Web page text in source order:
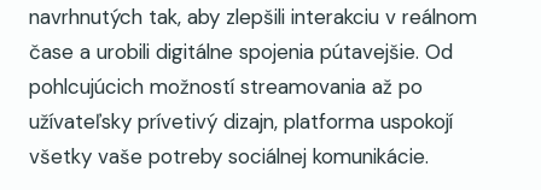
navrhnutých tak, aby zlepšili interakciu v reálnom
čase a urobili digitálne spojenia pútavejšie. Od
pohlcujúcich možností streamovania až po
užívateľsky prívetivý dizajn, platforma uspokojí
všetky vaše potreby sociálnej komunikácie.